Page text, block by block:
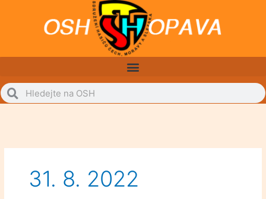
SearchSearch
31. 8. 2022